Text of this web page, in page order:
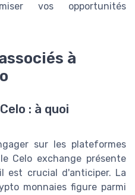
vos opportunités
à
: à quoi
sur les plateformes
Celo exchange présente
est crucial d'anticiper. La
monnaies figure parmi